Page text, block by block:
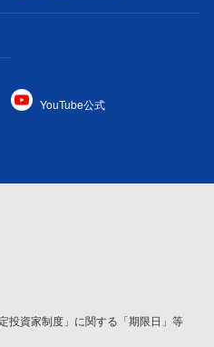
YouTube公式
投資家制度」に関する「期限日」等